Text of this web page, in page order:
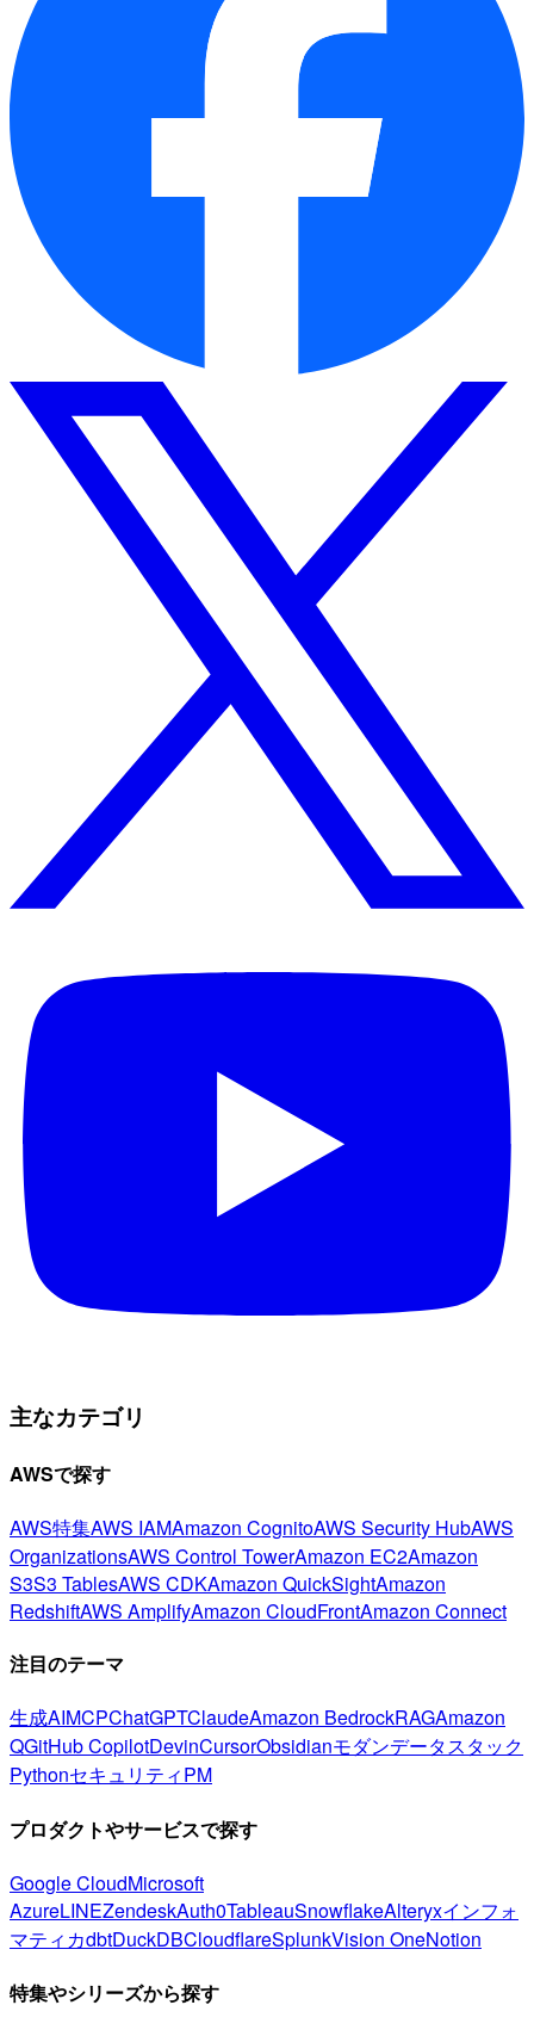
主なカテゴリ
AWSで探す
AWS特集AWS IAMAmazon CognitoAWS Security HubAWS
OrganizationsAWS Control TowerAmazon EC2Amazon
S3S3 TablesAWS CDKAmazon QuickSightAmazon
RedshiftAWS AmplifyAmazon CloudFrontAmazon Connect
注目のテーマ
生成AIMCPChatGPTClaudeAmazon BedrockRAGAmazon
QGitHub CopilotDevinCursorObsidianモダンデータスタック
PythonセキュリティPM
プロダクトやサービスで探す
Google CloudMicrosoft
AzureLINEZendeskAuth0TableauSnowflakeAlteryxインフォ
マティカdbtDuckDBCloudflareSplunkVision OneNotion
特集やシリーズから探す